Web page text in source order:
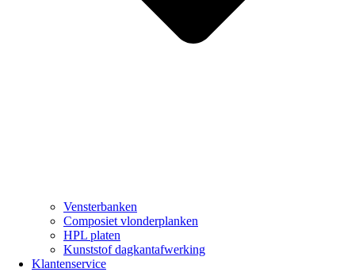
Vensterbanken
Composiet vlonderplanken
HPL platen
Kunststof dagkantafwerking
Klantenservice